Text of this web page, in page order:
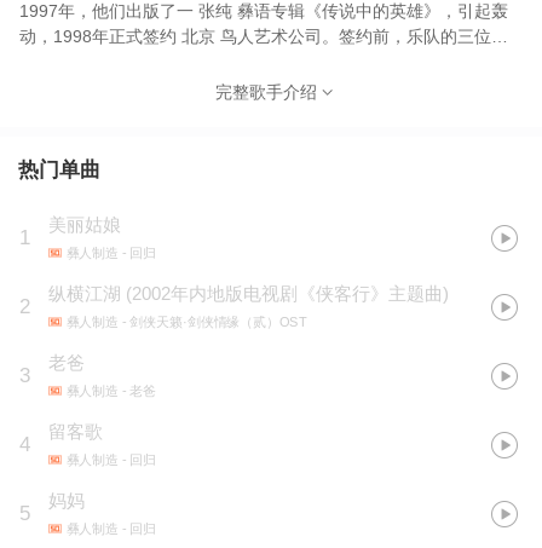
1997年，他们出版了一 张纯 彝语专辑《传说中的英雄》，引起轰
动，1998年正式签约 北京 鸟人艺术公司。签约前，乐队的三位成
完整歌手介绍
热门单曲
1
美丽姑娘
彝人制造 - 回归
2
纵横江湖 (2002年内地版电视剧《侠客行》主题曲)
彝人制造 - 剑侠天籁·剑侠情缘（贰）OST
3
老爸
彝人制造 - 老爸
4
留客歌
彝人制造 - 回归
5
妈妈
彝人制造 - 回归